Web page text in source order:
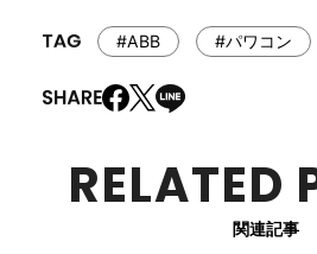
#ABB #パワコン
RELATED
関連記事